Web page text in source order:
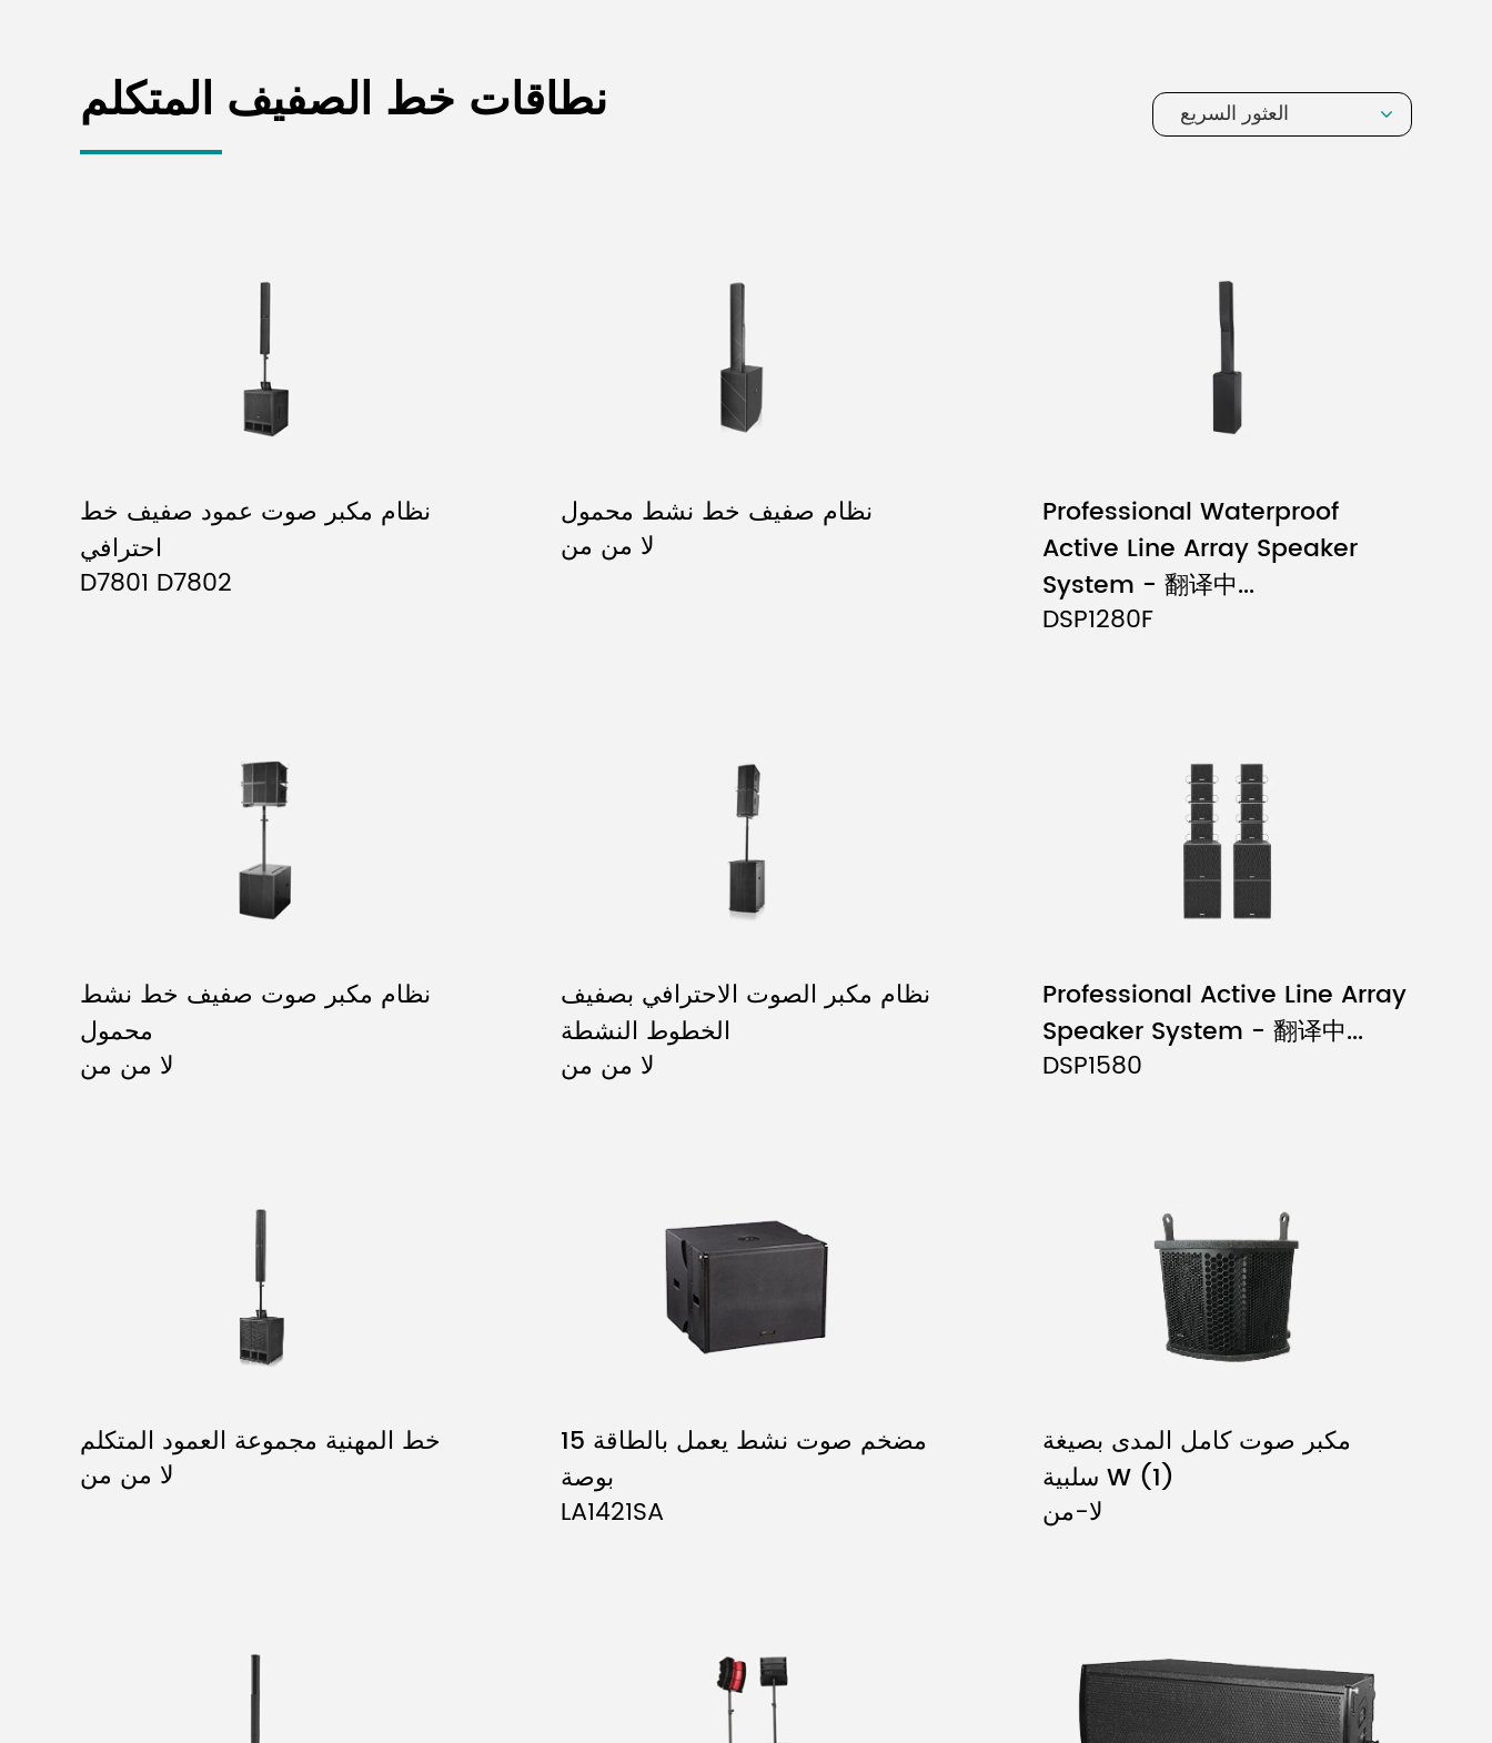
نطاقات خط الصفيف المتكلم العثور السريع
نظام مكبر صوت عمود صفيف خط
احترافي
D7801 D7802
نظام صفيف خط نشط محمول
لا من من
Professional Waterproof
Active Line Array Speaker
System - 翻译中...
DSP1280F
نظام مكبر صوت صفيف خط نشط
محمول
لا من من
نظام مكبر الصوت الاحترافي بصفيف
الخطوط النشطة
لا من من
Professional Active Line Array
Speaker System - 翻译中...
DSP1580
خط المهنية مجموعة العمود المتكلم
لا من من
مضخم صوت نشط يعمل بالطاقة 15
بوصة
LA1421SA
مكبر صوت كامل المدى بصيغة
سلبية W (1)
لا-من